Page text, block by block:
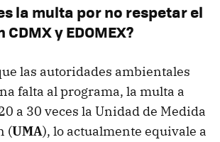
la multa por no respetar el
y EDOMEX?
las autoridades ambientales
falta al programa, la multa a
a 30 veces la Unidad de Medida
(UMA), lo actualmente equivale a